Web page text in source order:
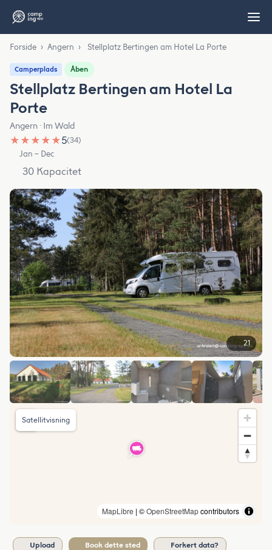
Forside › Angern › Stellplatz Bertingen am Hotel La Porte
Camperplads Åben
Stellplatz Bertingen am Hotel La
Porte
Angern · Im Wald
★ ★ ★ ★ ★5(34)
Jan – Dec
30 Kapacitet
21
MapLibre | ©OpenStreetMapcontributors
Satellitvisning
Upload Book dette sted Forkert data?